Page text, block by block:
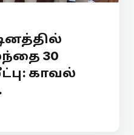
30
காவல்